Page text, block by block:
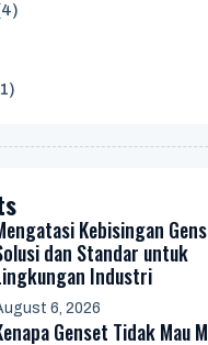
Kebisingan
dan Standar untuk
Industri
6, 2026
Genset Tidak Mau